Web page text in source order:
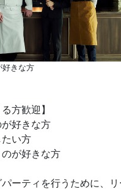
好きな方
方歓迎】
が好きな方
たい方
のが好きな方
ーティを行うために、